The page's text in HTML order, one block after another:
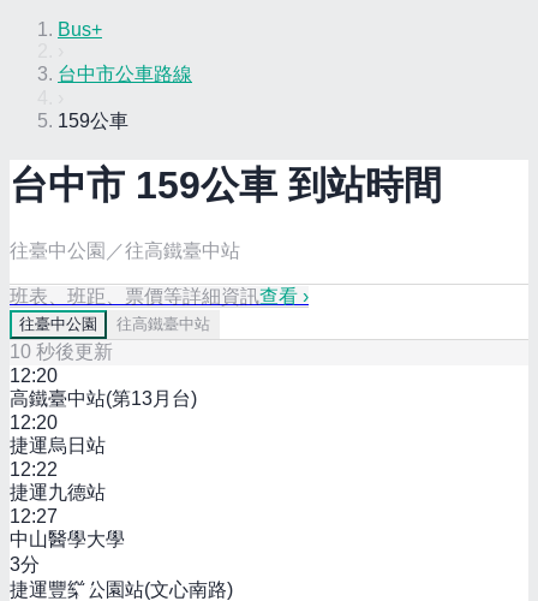
Bus+
台中市公車路線
159公車
台中市 159公車 到站時間
往臺中公園／往高鐵臺中站
班表、班距、票價等詳細資訊查看 ›
往臺中公園 往高鐵臺中站
10 秒後更新
12:20
高鐵臺中站(第13月台)
12:20
捷運烏日站
12:22
捷運九德站
12:27
中山醫學大學
3分
捷運豐樂公園站(文心南路)